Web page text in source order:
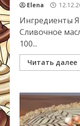
Elena
Ингредиенты
Сливочное
100...
Читать далее